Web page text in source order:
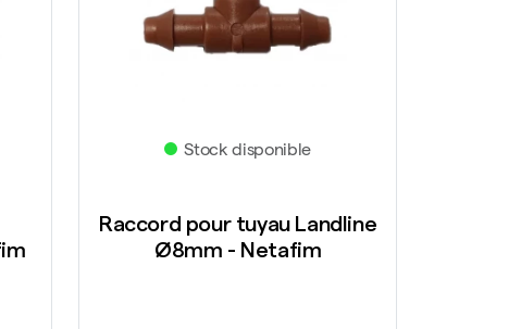
Stock disponible
Raccord pour tuyau Landline
Ø8mm - Netafim